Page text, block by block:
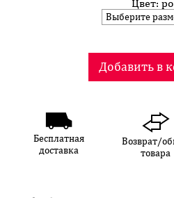
Цвет:
Выберите
Добавить в
Бесплатная
доставка
Возврат/
товара